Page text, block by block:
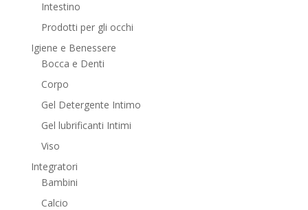
Intestino
Prodotti per gli occhi
Igiene e Benessere
Bocca e Denti
Corpo
Gel Detergente Intimo
Gel lubrificanti Intimi
Viso
Integratori
Bambini
Calcio